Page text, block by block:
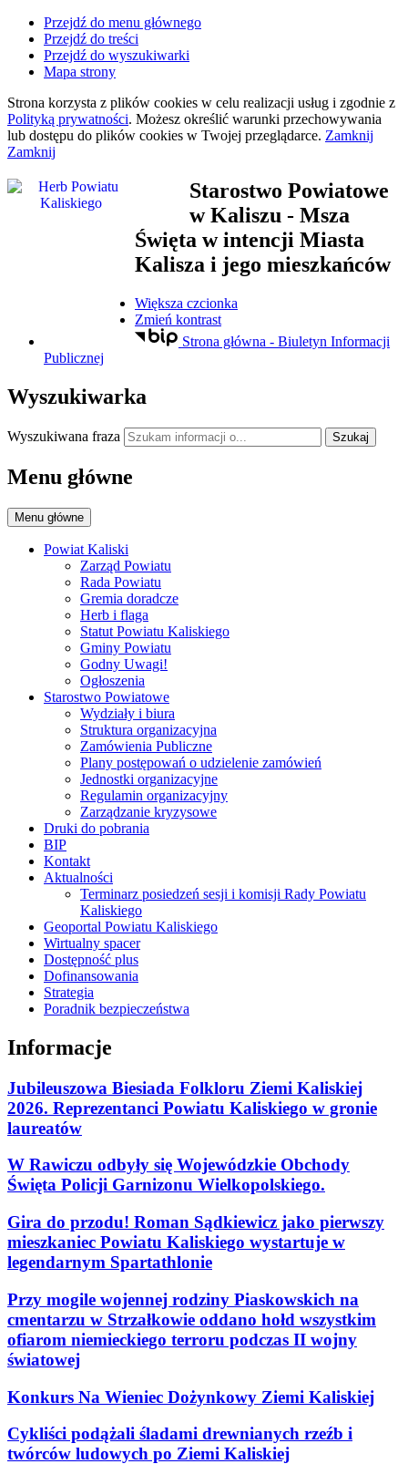
Przejdź do menu głównego
Przejdź do treści
Przejdź do wyszukiwarki
Mapa strony
Strona korzysta z plików cookies w celu realizacji usług i zgodnie z
Polityką prywatności. Możesz określić warunki przechowywania
lub dostępu do plików cookies w Twojej przeglądarce. Zamknij
Zamknij
Starostwo Powiatowe
w Kaliszu - Msza
Święta w intencji Miasta
Kalisza i jego mieszkańców
Większa czcionka
Zmień kontrast
Strona główna - Biuletyn Informacji
Publicznej
Wyszukiwarka
Wyszukiwana fraza Szukaj
Menu główne
Menu główne
Powiat Kaliski
Zarząd Powiatu
Rada Powiatu
Gremia doradcze
Herb i flaga
Statut Powiatu Kaliskiego
Gminy Powiatu
Godny Uwagi!
Ogłoszenia
Starostwo Powiatowe
Wydziały i biura
Struktura organizacyjna
Zamówienia Publiczne
Plany postępowań o udzielenie zamówień
Jednostki organizacyjne
Regulamin organizacyjny
Zarządzanie kryzysowe
Druki do pobrania
BIP
Kontakt
Aktualności
Terminarz posiedzeń sesji i komisji Rady Powiatu
Kaliskiego
Geoportal Powiatu Kaliskiego
Wirtualny spacer
Dostępność plus
Dofinansowania
Strategia
Poradnik bezpieczeństwa
Informacje
Jubileuszowa Biesiada Folkloru Ziemi Kaliskiej
2026. Reprezentanci Powiatu Kaliskiego w gronie
laureatów
W Rawiczu odbyły się Wojewódzkie Obchody
Święta Policji Garnizonu Wielkopolskiego.
Gira do przodu! Roman Sądkiewicz jako pierwszy
mieszkaniec Powiatu Kaliskiego wystartuje w
legendarnym Spartathlonie
Przy mogile wojennej rodziny Piaskowskich na
cmentarzu w Strzałkowie oddano hołd wszystkim
ofiarom niemieckiego terroru podczas II wojny
światowej
Konkurs Na Wieniec Dożynkowy Ziemi Kaliskiej
Cykliści podążali śladami drewnianych rzeźb i
twórców ludowych po Ziemi Kaliskiej